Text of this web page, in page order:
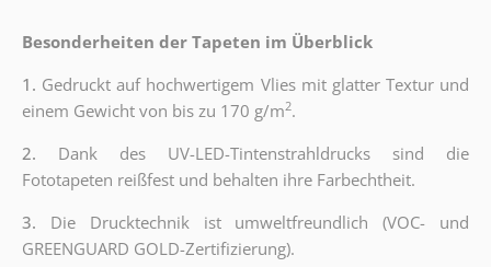
Besonderheiten der Tapeten im Überblick
1. Gedruckt auf hochwertigem Vlies mit glatter Textur und
einem Gewicht von bis zu 170 g/m2.
2. Dank des UV-LED-Tintenstrahldrucks sind die
Fototapeten reißfest und behalten ihre Farbechtheit.
3. Die Drucktechnik ist umweltfreundlich (VOC- und
GREENGUARD GOLD-Zertifizierung).